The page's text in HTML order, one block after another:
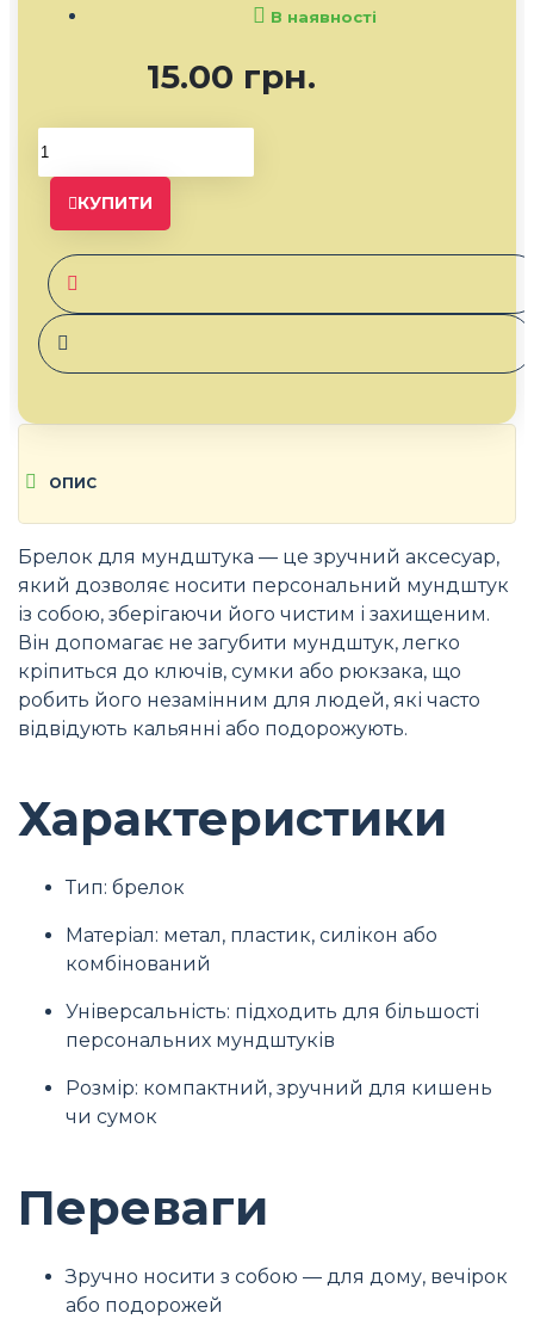
15.00 грн.
В наявності
КУПИТИ
ОПИС
Брелок для мундштука — це зручний аксесуар,
який дозволяє носити персональний мундштук
із собою, зберігаючи його чистим і захищеним.
Він допомагає не загубити мундштук, легко
кріпиться до ключів, сумки або рюкзака, що
робить його незамінним для людей, які часто
відвідують кальянні або подорожують.
Характеристики
Тип: брелок
Матеріал: метал, пластик, силікон або
комбінований
Універсальність: підходить для більшості
персональних мундштуків
Розмір: компактний, зручний для кишень
чи сумок
Переваги
Зручно носити з собою — для дому, вечірок
або подорожей